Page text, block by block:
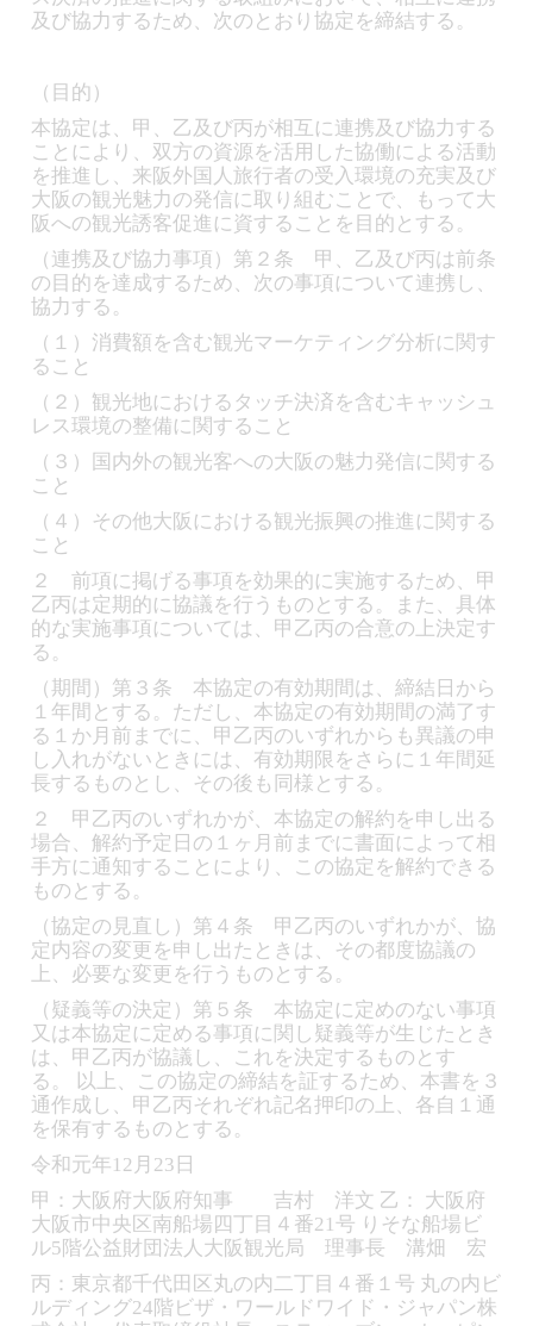
及び協力するため、次のとおり協定を締結する。
（目的）
本協定は、甲、乙及び丙が相互に連携及び協力する
ことにより、双方の資源を活用した協働による活動
を推進し、来阪外国人旅行者の受入環境の充実及び
大阪の観光魅力の発信に取り組むことで、もって大
阪への観光誘客促進に資することを目的とする。
（連携及び協力事項）第２条 甲、乙及び丙は前条
の目的を達成するため、次の事項について連携し、
協力する。
（１）消費額を含む観光マーケティング分析に関す
ること
（２）観光地におけるタッチ決済を含むキャッシュ
レス環境の整備に関すること
（３）国内外の観光客への大阪の魅力発信に関する
こと
（４）その他大阪における観光振興の推進に関する
こと
２ 前項に掲げる事項を効果的に実施するため、甲
乙丙は定期的に協議を行うものとする。また、具体
的な実施事項については、甲乙丙の合意の上決定す
る。
（期間）第３条 本協定の有効期間は、締結日から
１年間とする。ただし、本協定の有効期間の満了す
る１か月前までに、甲乙丙のいずれからも異議の申
し入れがないときには、有効期限をさらに１年間延
長するものとし、その後も同様とする。
２ 甲乙丙のいずれかが、本協定の解約を申し出る
場合、解約予定日の１ヶ月前までに書面によって相
手方に通知することにより、この協定を解約できる
ものとする。
（協定の見直し）第４条 甲乙丙のいずれかが、協
定内容の変更を申し出たときは、その都度協議の
上、必要な変更を行うものとする。
（疑義等の決定）第５条 本協定に定めのない事項
又は本協定に定める事項に関し疑義等が生じたとき
は、甲乙丙が協議し、これを決定するものとす
る。 以上、この協定の締結を証するため、本書を３
通作成し、甲乙丙それぞれ記名押印の上、各自１通
を保有するものとする。
令和元年12月23日
甲：大阪府大阪府知事 吉村 洋文 乙： 大阪府
大阪市中央区南船場四丁目４番21号 りそな船場ビ
ル5階公益財団法人大阪観光局 理事長 溝畑 宏
丙：東京都千代田区丸の内二丁目４番１号 丸の内ビ
ルディング24階ビザ・ワールドワイド・ジャパン株